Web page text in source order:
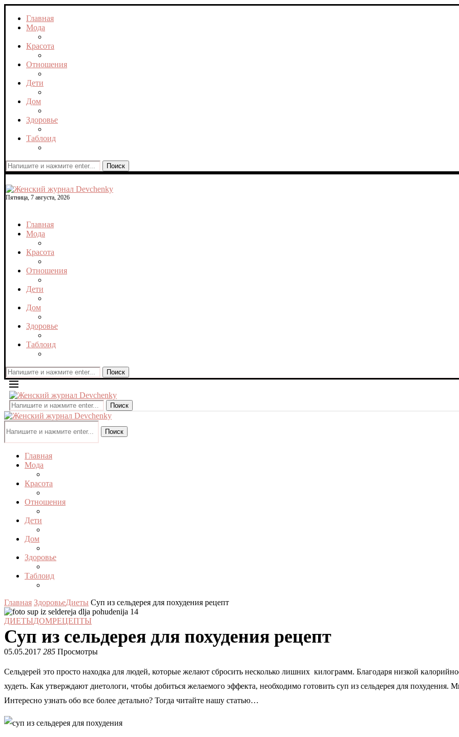
Главная
Мода
Красота
Отношения
Дети
Дом
Здоровье
Таблоид
Поиск
Пятница, 7 августа, 2026
Главная
Мода
Красота
Отношения
Дети
Дом
Здоровье
Таблоид
Поиск
Поиск
Поиск
Главная
Мода
Красота
Отношения
Дети
Дом
Здоровье
Таблоид
Главная ЗдоровьеДиеты Суп из сельдерея для похудения рецепт
ДИЕТЫДОМРЕЦЕПТЫ
Суп из сельдерея для похудения рецепт
05.05.2017 285 Просмотры
Сельдерей это просто находка для людей, которые желают сбросить несколько лишних килограмм. Благодаря низкой
худеть. Как утверждают диетологи, чтобы добиться желаемого эффекта, необходимо готовить суп из сельдерея для
Интересно узнать обо все более детально? Тогда читайте нашу статью…